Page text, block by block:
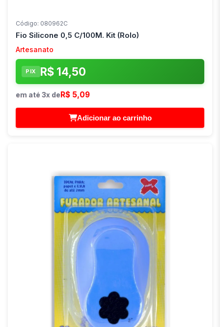
Código: 080962C
Fio Silicone 0,5 C/100M. Kit (Rolo)
Artesanato
PIX R$ 14,50
em até 3x deR$ 5,09
Adicionar ao carrinho